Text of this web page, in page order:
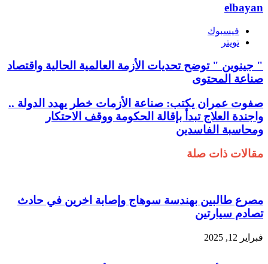
elbayan
فيسبوك
تويتر
" جينوين " توضح تحديات الأزمة العالمية الحالية واقتصاد
صناعة المحتوى
صفوت عمران يكتب: صناعة الأزمات خطر يهدد الدولة ..
واجندة العلاج تبدأ بإقالة الحكومة ووقف الاحتكار
ومحاسبة الفاسدين
مقالات ذات صلة
مصرع طالبين بهندسة سوهاج وإصابة اخرين في حادث
تصادم سيارتين
فبراير 12, 2025